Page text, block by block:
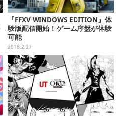
『FFXV WINDOWS EDITION』体
験版配信開始！ゲーム序盤が体験
可能
2018.2.27